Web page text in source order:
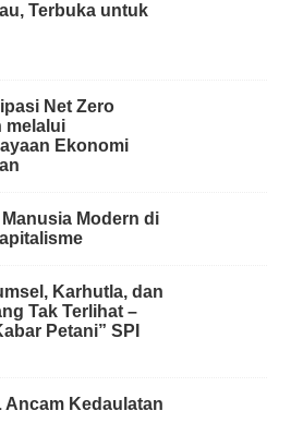
Terbuka untuk
Net Zero
melalui
Ekonomi
Modern di
Karhutla, dan
Tak Terlihat –
Petani” SPI
Ancam Kedaulatan